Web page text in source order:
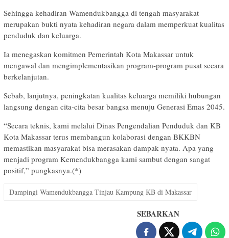
Sehingga kehadiran Wamendukbangga di tengah masyarakat
merupakan bukti nyata kehadiran negara dalam memperkuat kualitas
penduduk dan keluarga.
Ia menegaskan komitmen Pemerintah Kota Makassar untuk
mengawal dan mengimplementasikan program-program pusat secara
berkelanjutan.
Sebab, lanjutnya, peningkatan kualitas keluarga memiliki hubungan
langsung dengan cita-cita besar bangsa menuju Generasi Emas 2045.
“Secara teknis, kami melalui Dinas Pengendalian Penduduk dan KB
Kota Makassar terus membangun kolaborasi dengan BKKBN
memastikan masyarakat bisa merasakan dampak nyata. Apa yang
menjadi program Kemendukbangga kami sambut dengan sangat
positif,” pungkasnya.(*)
Dampingi Wamendukbangga Tinjau Kampung KB di Makassar
SEBARKAN